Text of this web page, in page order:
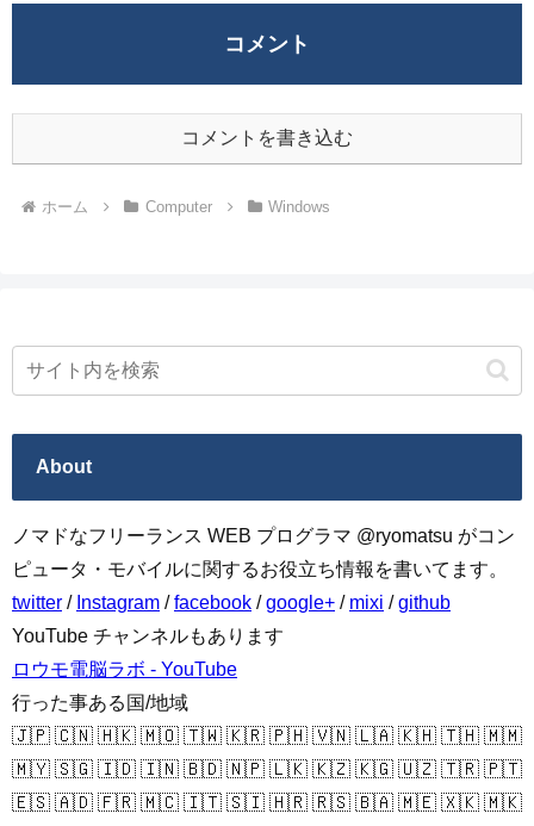
コメント
コメントを書き込む
ホーム Computer Windows
About
ノマドなフリーランス WEB プログラマ @ryomatsu がコン
ピュータ・モバイルに関するお役立ち情報を書いてます。
twitter / Instagram /facebook /google+ / mixi /github
YouTube チャンネルもあります
ロウモ電脳ラボ - YouTube
行った事ある国/地域
🇯🇵 🇨🇳 🇭🇰 🇲🇴 🇹🇼 🇰🇷 🇵🇭 🇻🇳 🇱🇦 🇰🇭 🇹🇭 🇲🇲
🇲🇾 🇸🇬 🇮🇩 🇮🇳 🇧🇩 🇳🇵 🇱🇰 🇰🇿 🇰🇬 🇺🇿 🇹🇷 🇵🇹
🇪🇸 🇦🇩 🇫🇷 🇲🇨 🇮🇹 🇸🇮 🇭🇷 🇷🇸 🇧🇦 🇲🇪 🇽🇰 🇲🇰